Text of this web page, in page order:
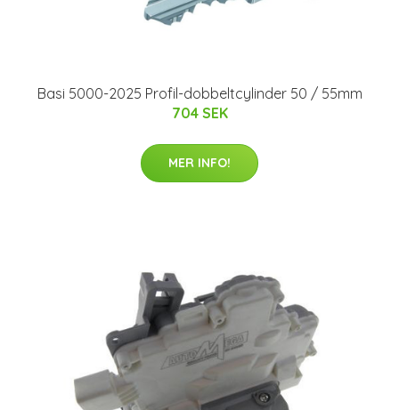
Basi 5000-2025 Profil-dobbeltcylinder 50 / 55mm
704 SEK
MER INFO!